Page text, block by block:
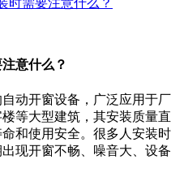
意什么？
动开窗设备，广泛应用于厂
等大型建筑，其安装质量直
和使用安全。很多人安装时
现开窗不畅、噪音大、设备